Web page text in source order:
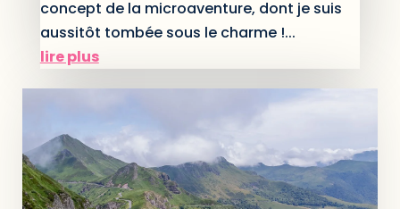
concept de la microaventure, dont je suis
aussitôt tombée sous le charme !...
lire plus